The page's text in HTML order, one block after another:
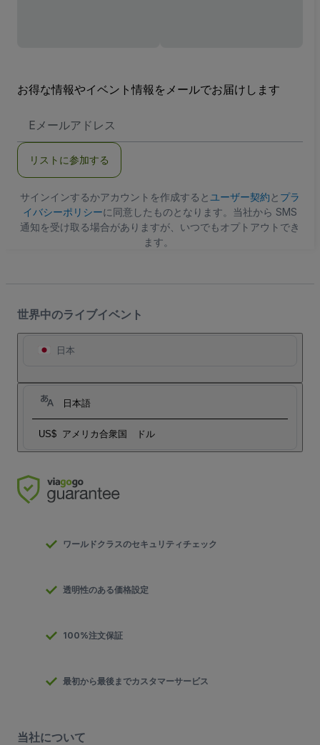
お得な情報やイベント情報をメールでお届けします
メ
ア
ス
リストに参加する
サインインするかアカウントを作成すると ユーザー契約と プラ
イバシーポリシーに同意したものとなります。当社から SMS
通知を受け取る場合がありますが、いつでもオプトアウトでき
ます。
世界中のライブイベント
日本
日本語
US$ アメリカ合衆国 ドル
ワールドクラスのセキュリティチェック
透明性のある価格設定
100%注文保証
最初から最後までカスタマーサービス
当社について